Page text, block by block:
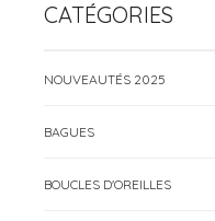
CATÉGORIES
NOUVEAUTÉS 2025
BAGUES
BOUCLES D'OREILLES